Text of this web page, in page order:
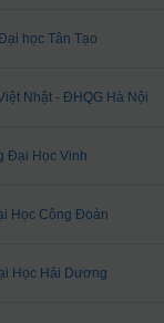
học Tân Tạo
Nhật - ĐHQG Hà Nội
Đại Học Vinh
Học Công Đoàn
Học Hải Dương